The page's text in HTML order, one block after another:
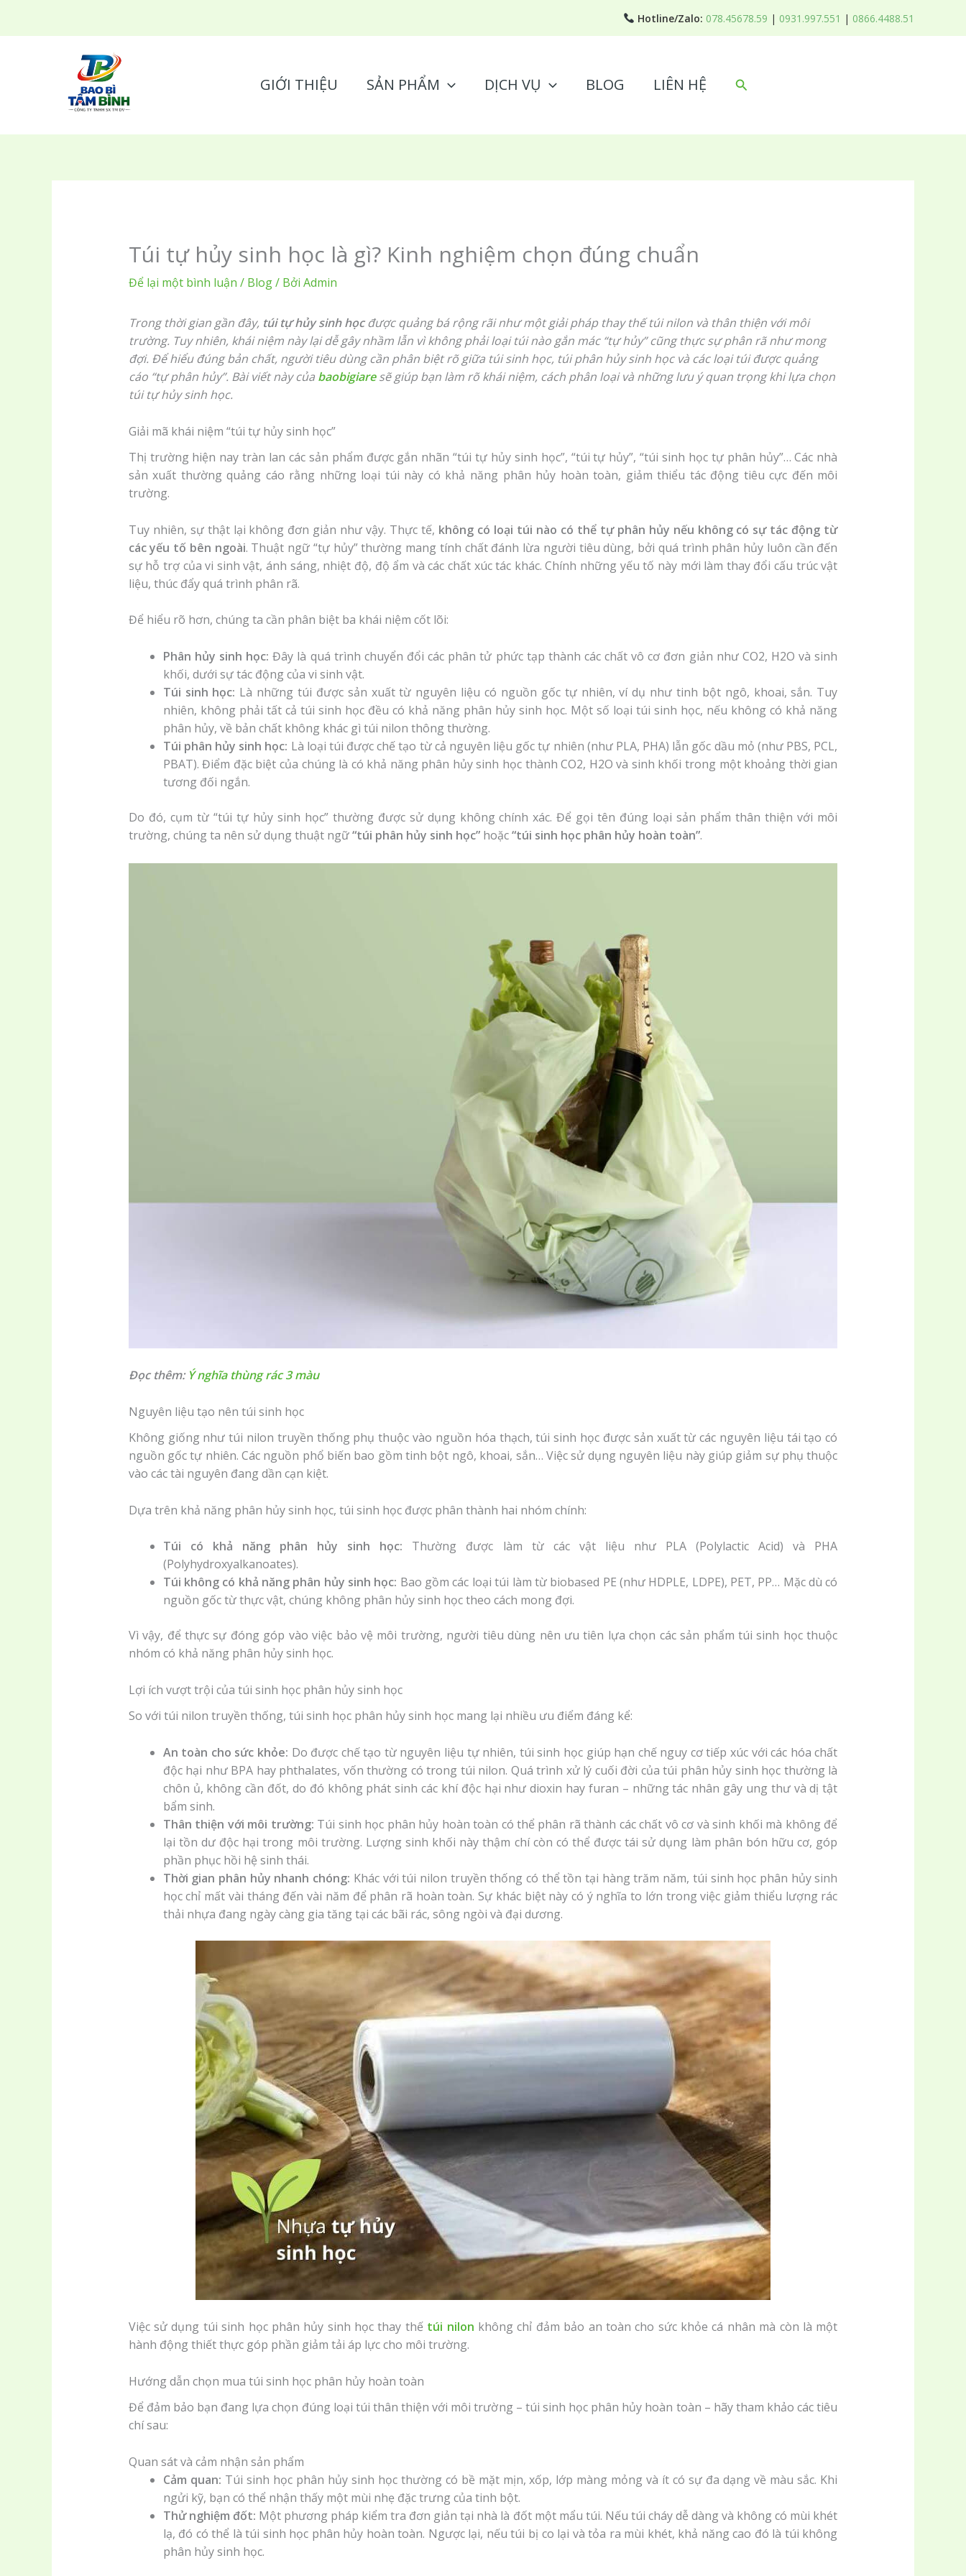
Hotline/Zalo: 078.45678.59 | 0931.997.551 | 0866.4488.51
GIỚI THIỆU SẢN PHẨM DỊCH VỤ BLOG LIÊN HỆ
Tìm
Túi tự hủy sinh học là gì? Kinh nghiệm chọn đúng chuẩn
Để lại một bình luận / Blog/ Bởi Admin
Trong thời gian gần đây, túi tự hủy sinh họcđược quảng bá rộng rãi như một giải pháp thay thế túi nilon và thân thiện với môi
trường. Tuy nhiên, khái niệm này lại dễ gây nhầm lẫn vì không phải loại túi nào gắn mác “tự hủy” cũng thực sự phân rã như mong
đợi. Để hiểu đúng bản chất, người tiêu dùng cần phân biệt rõ giữa túi sinh học, túi phân hủy sinh học và các loại túi được quảng
cáo “tự phân hủy”. Bài viết này của baobigiaresẽ giúp bạn làm rõ khái niệm, cách phân loại và những lưu ý quan trọng khi lựa chọn
túi tự hủy sinh học.
Giải mã khái niệm “túi tự hủy sinh học”
Thị trường hiện nay tràn lan các sản phẩm được gắn nhãn “túi tự hủy sinh học”, “túi tự hủy”, “túi sinh học tự phân hủy”… Các nhà
sản xuất thường quảng cáo rằng những loại túi này có khả năng phân hủy hoàn toàn, giảm thiểu tác động tiêu cực đến môi
trường.
Tuy nhiên, sự thật lại không đơn giản như vậy. Thực tế, không có loại túi nào có thể tự phân hủy nếu không có sự tác động từ
các yếu tố bên ngoài. Thuật ngữ “tự hủy” thường mang tính chất đánh lừa người tiêu dùng, bởi quá trình phân hủy luôn cần đến
sự hỗ trợ của vi sinh vật, ánh sáng, nhiệt độ, độ ẩm và các chất xúc tác khác. Chính những yếu tố này mới làm thay đổi cấu trúc vật
liệu, thúc đẩy quá trình phân rã.
Để hiểu rõ hơn, chúng ta cần phân biệt ba khái niệm cốt lõi:
Phân hủy sinh học: Đây là quá trình chuyển đổi các phân tử phức tạp thành các chất vô cơ đơn giản như CO2, H2O và sinh
khối, dưới sự tác động của vi sinh vật.
Túi sinh học: Là những túi được sản xuất từ nguyên liệu có nguồn gốc tự nhiên, ví dụ như tinh bột ngô, khoai, sắn. Tuy
nhiên, không phải tất cả túi sinh học đều có khả năng phân hủy sinh học. Một số loại túi sinh học, nếu không có khả năng
phân hủy, về bản chất không khác gì túi nilon thông thường.
Túi phân hủy sinh học: Là loại túi được chế tạo từ cả nguyên liệu gốc tự nhiên (như PLA, PHA) lẫn gốc dầu mỏ (như PBS, PCL,
PBAT). Điểm đặc biệt của chúng là có khả năng phân hủy sinh học thành CO2, H2O và sinh khối trong một khoảng thời gian
tương đối ngắn.
Do đó, cụm từ “túi tự hủy sinh học” thường được sử dụng không chính xác. Để gọi tên đúng loại sản phẩm thân thiện với môi
trường, chúng ta nên sử dụng thuật ngữ“túi phân hủy sinh học”hoặc“túi sinh học phân hủy hoàn toàn”.
Đọc thêm: Ý nghĩa thùng rác 3 màu
Nguyên liệu tạo nên túi sinh học
Không giống như túi nilon truyền thống phụ thuộc vào nguồn hóa thạch, túi sinh học được sản xuất từ các nguyên liệu tái tạo có
nguồn gốc tự nhiên. Các nguồn phổ biến bao gồm tinh bột ngô, khoai, sắn… Việc sử dụng nguyên liệu này giúp giảm sự phụ thuộc
vào các tài nguyên đang dần cạn kiệt.
Dựa trên khả năng phân hủy sinh học, túi sinh học được phân thành hai nhóm chính:
Túi có khả năng phân hủy sinh học: Thường được làm từ các vật liệu như PLA (Polylactic Acid) và PHA
(Polyhydroxyalkanoates).
Túi không có khả năng phân hủy sinh học: Bao gồm các loại túi làm từ biobased PE (như HDPLE, LDPE), PET, PP… Mặc dù có
nguồn gốc từ thực vật, chúng không phân hủy sinh học theo cách mong đợi.
Vì vậy, để thực sự đóng góp vào việc bảo vệ môi trường, người tiêu dùng nên ưu tiên lựa chọn các sản phẩm túi sinh học thuộc
nhóm có khả năng phân hủy sinh học.
Lợi ích vượt trội của túi sinh học phân hủy sinh học
So với túi nilon truyền thống, túi sinh học phân hủy sinh học mang lại nhiều ưu điểm đáng kể:
An toàn cho sức khỏe: Do được chế tạo từ nguyên liệu tự nhiên, túi sinh học giúp hạn chế nguy cơ tiếp xúc với các hóa chất
độc hại như BPA hay phthalates, vốn thường có trong túi nilon. Quá trình xử lý cuối đời của túi phân hủy sinh học thường là
chôn ủ, không cần đốt, do đó không phát sinh các khí độc hại như dioxin hay furan – những tác nhân gây ung thư và dị tật
bẩm sinh.
Thân thiện với môi trường: Túi sinh học phân hủy hoàn toàn có thể phân rã thành các chất vô cơ và sinh khối mà không để
lại tồn dư độc hại trong môi trường. Lượng sinh khối này thậm chí còn có thể được tái sử dụng làm phân bón hữu cơ, góp
phần phục hồi hệ sinh thái.
Thời gian phân hủy nhanh chóng: Khác với túi nilon truyền thống có thể tồn tại hàng trăm năm, túi sinh học phân hủy sinh
học chỉ mất vài tháng đến vài năm để phân rã hoàn toàn. Sự khác biệt này có ý nghĩa to lớn trong việc giảm thiểu lượng rác
thải nhựa đang ngày càng gia tăng tại các bãi rác, sông ngòi và đại dương.
Việc sử dụng túi sinh học phân hủy sinh học thay thế túi nilon không chỉ đảm bảo an toàn cho sức khỏe cá nhân mà còn là một
hành động thiết thực góp phần giảm tải áp lực cho môi trường.
Hướng dẫn chọn mua túi sinh học phân hủy hoàn toàn
Để đảm bảo bạn đang lựa chọn đúng loại túi thân thiện với môi trường – túi sinh học phân hủy hoàn toàn – hãy tham khảo các tiêu
chí sau:
Quan sát và cảm nhận sản phẩm
Cảm quan: Túi sinh học phân hủy sinh học thường có bề mặt mịn, xốp, lớp màng mỏng và ít có sự đa dạng về màu sắc. Khi
ngửi kỹ, bạn có thể nhận thấy một mùi nhẹ đặc trưng của tinh bột.
Thử nghiệm đốt: Một phương pháp kiểm tra đơn giản tại nhà là đốt một mẩu túi. Nếu túi cháy dễ dàng và không có mùi khét
lạ, đó có thể là túi sinh học phân hủy hoàn toàn. Ngược lại, nếu túi bị co lại và tỏa ra mùi khét, khả năng cao đó là túi không
phân hủy sinh học.